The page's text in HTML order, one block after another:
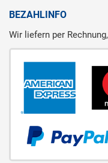
BEZAHLINFO
Wir liefern per